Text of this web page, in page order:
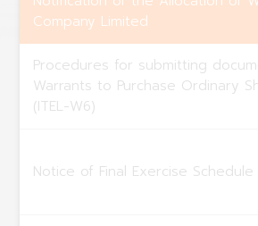
Company Limited
Procedures for submitting
Warrants to Purchase Ordinary
(ITEL-W6)
Notice of Final Exercise